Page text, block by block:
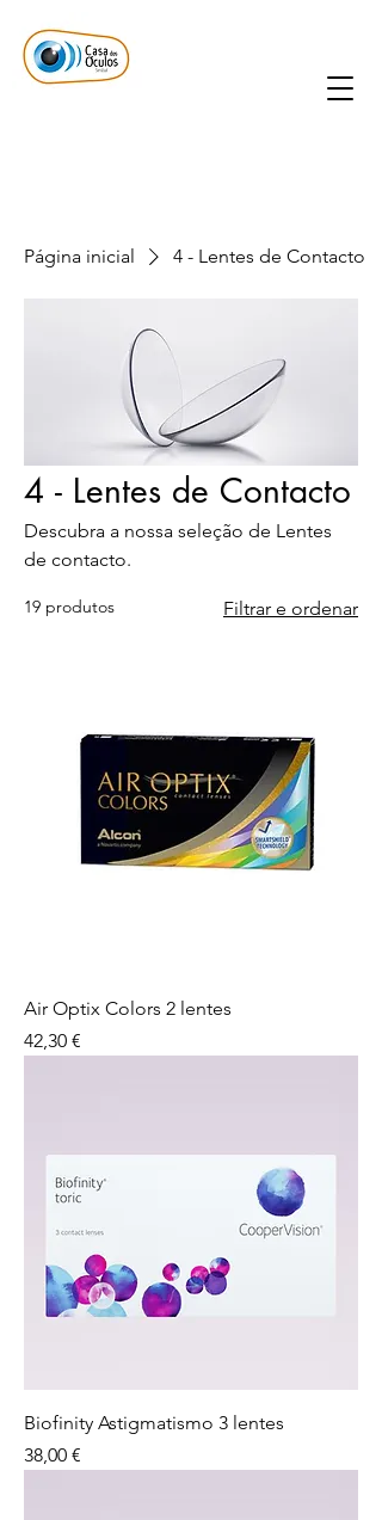
Página inicial 4 - Lentes de Contacto
4 - Lentes de Contacto
Descubra a nossa seleção de Lentes
de contacto.
19 produtos Filtrar e ordenar
Air Optix Colors 2 lentes
Preço
42,30 €
Biofinity Astigmatismo 3 lentes
Preço
38,00 €